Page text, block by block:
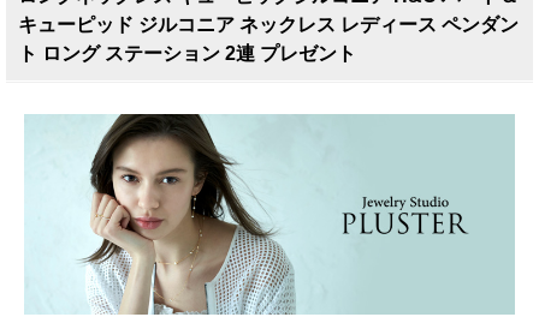
キューピッド ジルコニア ネックレス レディース ペンダン
ト ロング ステーション 2連 プレゼント